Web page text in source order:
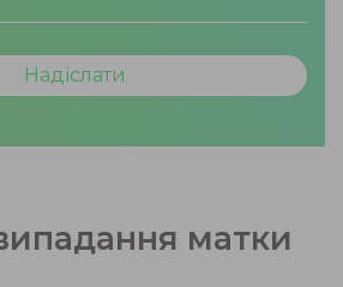
матки